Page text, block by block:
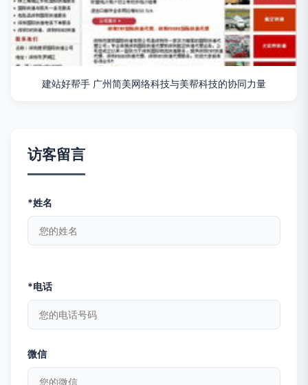
建站好帮手 广州简美网络科技与美帮科技的协同力量
访客留言
*姓名
*电话
微信